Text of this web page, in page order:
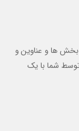
بخش ها و عناوین و
شما با یک